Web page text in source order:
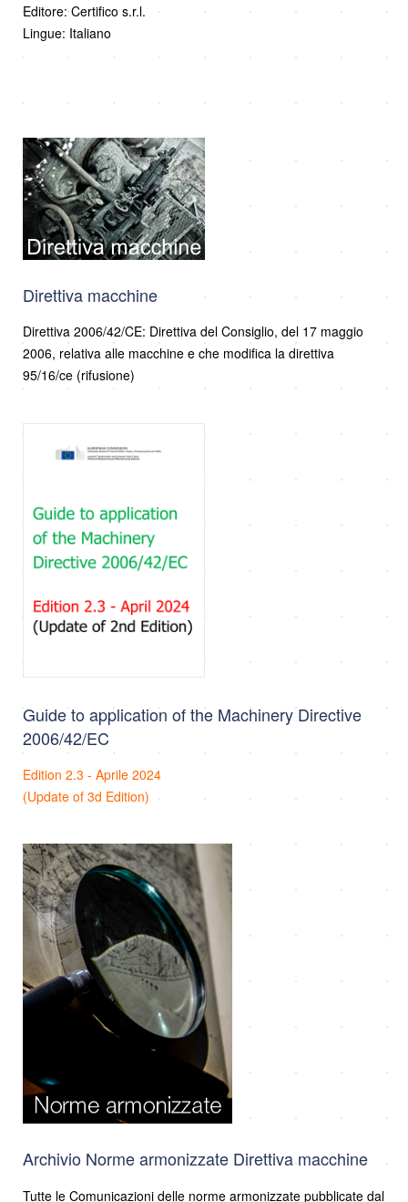
Editore: Certifico s.r.l.
Lingue: Italiano
Direttiva macchine
Direttiva 2006/42/CE: Direttiva del Consiglio, del 17 maggio
2006, relativa alle macchine e che modifica la direttiva
95/16/ce (rifusione)
Guide to application of the Machinery Directive
2006/42/EC
Edition 2.3 - Aprile 2024
(Update of 3d Edition)
Archivio Norme armonizzate Direttiva macchine
Tutte le Comunicazioni delle norme armonizzate pubblicate dal